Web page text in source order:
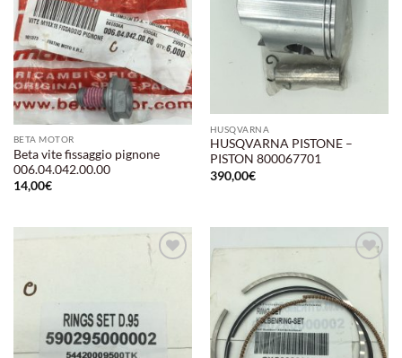
BETA MOTOR
Beta vite fissaggio pignone
006.04.042.00.00
14,00€
HUSQVARNA
HUSQVARNA PISTONE –
PISTON 800067701
390,00€
Aggiungi
desideri